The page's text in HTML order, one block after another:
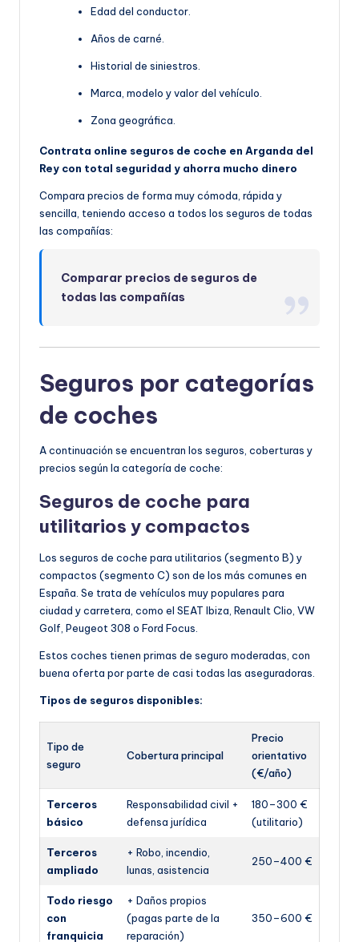
Edad del conductor.
Años de carné.
Historial de siniestros.
Marca, modelo y valor del vehículo.
Zona geográfica.
Contrata online seguros de coche en Arganda del
Rey con total seguridad y ahorra mucho dinero
Compara precios de forma muy cómoda, rápida y
sencilla, teniendo acceso a todos los seguros de todas
las compañías:
Comparar precios de seguros de
todas las compañías
Seguros por categorías
de coches
A continuación se encuentran los seguros, coberturas y
precios según la categoría de coche:
Seguros de coche para
utilitarios y compactos
Los seguros de coche para utilitarios (segmento B) y
compactos (segmento C) son de los más comunes en
España. Se trata de vehículos muy populares para
ciudad y carretera, como el SEAT Ibiza, Renault Clio, VW
Golf, Peugeot 308 o Ford Focus.
Estos coches tienen primas de seguro moderadas, con
buena oferta por parte de casi todas las aseguradoras.
Tipos de seguros disponibles:
Tipo de
seguro
Cobertura principal
Precio
orientativo
(€/año)
Terceros
básico
Responsabilidad civil +
defensa jurídica
180–300 €
(utilitario)
Terceros
ampliado
+ Robo, incendio,
lunas, asistencia
250–400 €
Todo riesgo
con
franquicia
+ Daños propios
(pagas parte de la
reparación)
350–600 €